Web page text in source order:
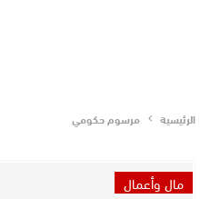
الرئيسية مرسوم حكومي
مال وأعمال